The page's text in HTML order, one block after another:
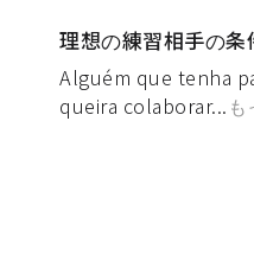
理想の練習相手の条
Alguém que tenha
queira colaborar...